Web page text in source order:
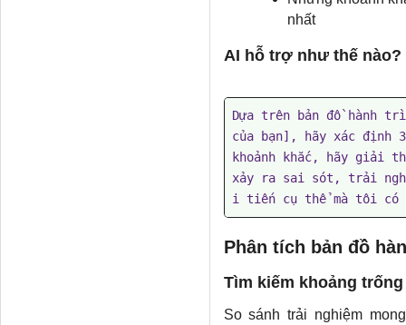
nhất
AI hỗ trợ như thế nào?
Dựa trên bản đồ hành
của bạn], hãy xác định
khoảnh khắc, hãy giải
xảy ra sai sót, trải
i tiến cụ thể mà tôi có
Phân tích bản đồ
Tìm kiếm khoảng trống
So sánh trải nghiệm